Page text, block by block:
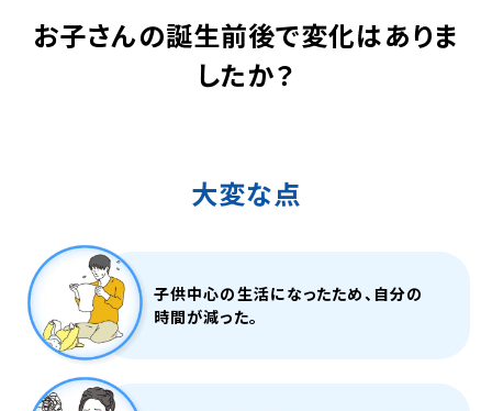
お子さんの誕生前後で変化はありま
したか？
大変な点
子供中心の生活になったため、自分の
時間が減った。